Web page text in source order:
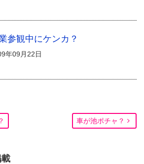
参観中にケンカ？
年09月22日
車が池ポチャ？